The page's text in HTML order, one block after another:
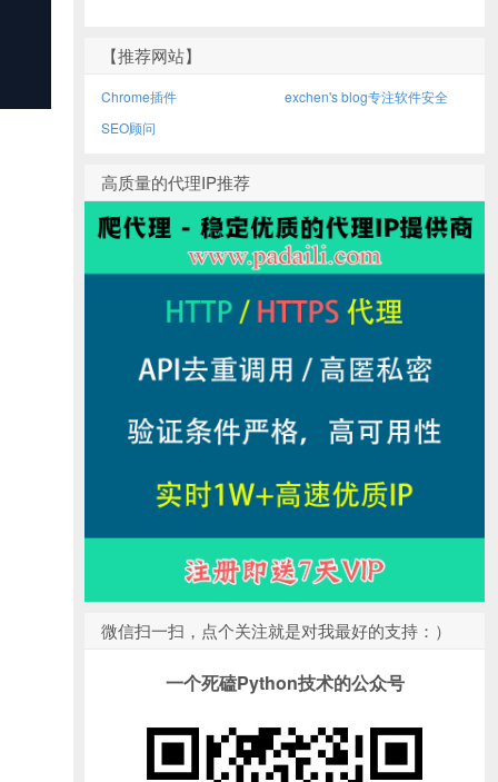
【推荐网站】
Chrome插件
exchen's blog专注软件安全
SEO顾问
高质量的代理IP推荐
微信扫一扫，点个关注就是对我最好的支持：）
一个死磕Python技术的公众号